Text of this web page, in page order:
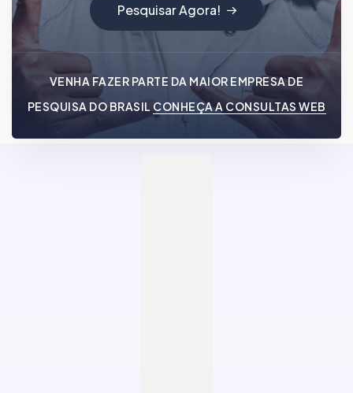
Pesquisar Agora!
VENHA FAZER PARTE DA MAIOR EMPRESA DE
PESQUISA DO BRASIL CONHEÇA A CONSULTAS WEB